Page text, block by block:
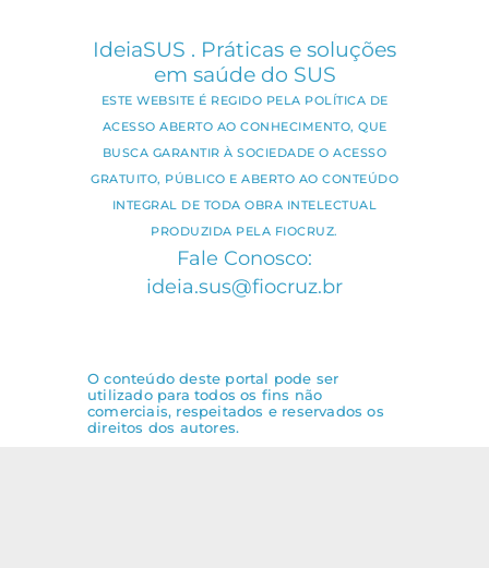
IdeiaSUS . Práticas e soluções
em saúde do SUS
ESTE WEBSITE É REGIDO PELA POLÍTICA DE
ACESSO ABERTO AO CONHECIMENTO, QUE
BUSCA GARANTIR À SOCIEDADE O ACESSO
GRATUITO, PÚBLICO E ABERTO AO CONTEÚDO
INTEGRAL DE TODA OBRA INTELECTUAL
PRODUZIDA PELA FIOCRUZ.
Fale Conosco:
ideia.sus@fiocruz.br
O conteúdo deste portal pode ser
utilizado para todos os fins não
comerciais, respeitados e reservados os
direitos dos autores.